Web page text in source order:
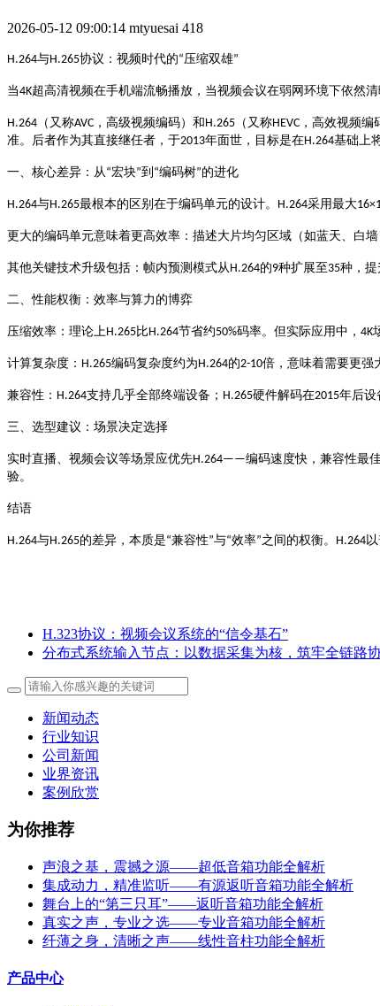
2026-05-12 09:00:14 mtyuesai 418
H.264与H.265协议：视频时代的“压缩双雄”
当4K超高清视频在手机端流畅播放，当视频会议在弱网环境下依然
H.264 （又称AVC ，高级视频编码）和H.265 （又称HEVC ，高效视频编
准。后者作为其直接继任者，于2013年面世，目标是在H.264基础上
一、核心差异：从“宏块”到 “编码树”的进化
H.264与H.265最根本的区别在于编码单元的设计。 H.264采用最大
更大的编码单元意味着更高效率：描述大片均匀区域（如蓝天、白墙
其他关键技术升级包括：帧内预测模式从H.264的9种扩展至35种，
二、性能权衡：效率与算力的博弈
压缩效率 ：理论上H.265比H.264节省约50%码率。但实际应用中， 4K
计算复杂度 ： H.265编码复杂度约为H.264的2-10倍 ，意味着需要更强
兼容性 ： H.264支持几乎全部终端设备； H.265硬件解码在2015年后设
三、选型建议：场景决定选择
实时直播、视频会议等场景应优先H.264——编码速度快，兼容性最
验。
结语
H.264与H.265的差异，本质是“兼容性”与“效率”之间的权衡。 H.264
H.323协议：视频会议系统的“信令基石”
分布式系统输入节点：以数据采集为核，筑牢全链路
新闻动态
行业知识
公司新闻
业界资讯
案例欣赏
为你推荐
声浪之基，震撼之源——超低音箱功能全解析
集成动力，精准监听——有源返听音箱功能全解析
舞台上的“第三只耳”——返听音箱功能全解析
真实之声，专业之选——专业音箱功能全解析
纤薄之身，清晰之声——线性音柱功能全解析
产品中心